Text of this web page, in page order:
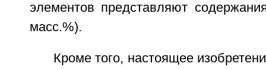
элементов представляют
масс.%).
Кроме того, настоящее